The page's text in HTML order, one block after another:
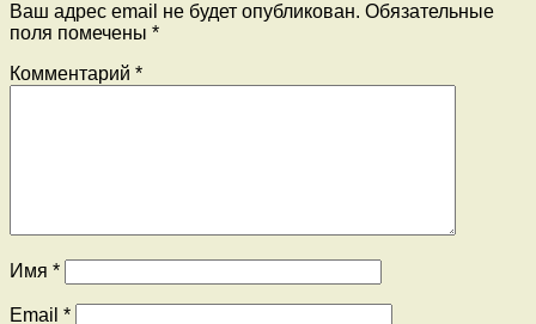
Ваш адрес email не будет опубликован. Обязательные
поля помечены *
Комментарий *
Имя *
Email *